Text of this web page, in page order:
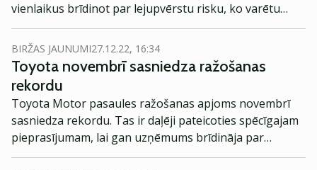
vienlaikus brīdinot par lejupvērstu risku, ko varētu
radīt tādas problēmas kā detaļu piegādes trūkums un
Covid-19.
BIRŽAS JAUNUMI27.12.22, 16:34
Toyota novembrī sasniedza ražošanas
rekordu
Toyota Motor pasaules ražošanas apjoms novembrī
sasniedza rekordu. Tas ir daļēji pateicoties spēcīgajam
pieprasījumam, lai gan uzņēmums brīdināja par
neskaidrām nākotnes perspektīvām.